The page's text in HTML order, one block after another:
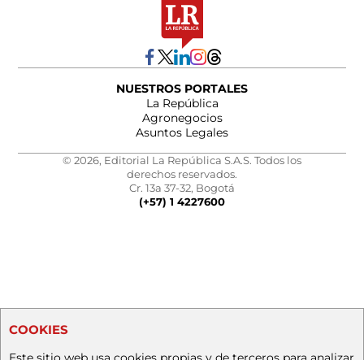
NUESTROS PORTALES
La República
Agronegocios
Asuntos Legales
© 2026, Editorial La República S.A.S. Todos los
derechos reservados.
Cr. 13a 37-32, Bogotá
(+57) 1 4227600
COOKIES